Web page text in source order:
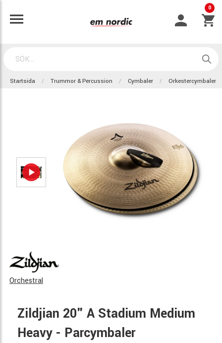
0
Startsida Trummor & Percussion Cymbaler Orkestercymbaler
Orchestral
Zildjian 20" A Stadium Medium
Heavy - Parcymbaler